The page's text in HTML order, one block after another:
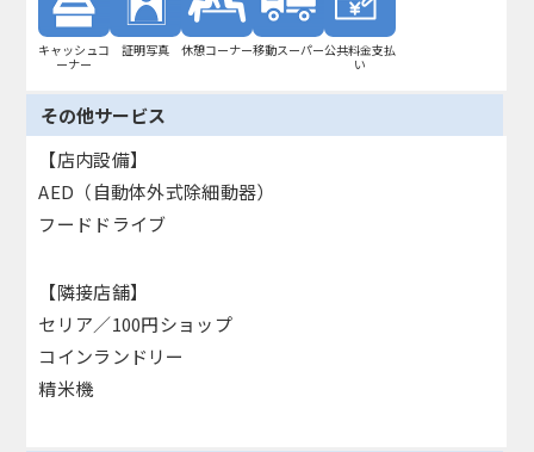
キャッシュコ
ーナー
証明写真 休憩コーナー移動スーパー公共料金支払
い
その他サービス
【店内設備】
AED（自動体外式除細動器）
フードドライブ
【隣接店舗】
セリア／100円ショップ
コインランドリー
精米機